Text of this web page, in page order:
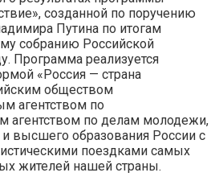
созданной по поручению
Путина по итогам
собранию Российской
Программа реализуется
«Россия — страна
обществом
агентством по
агентством по делам молодежи,
высшего образования России с
поездками самых
жителей нашей страны.